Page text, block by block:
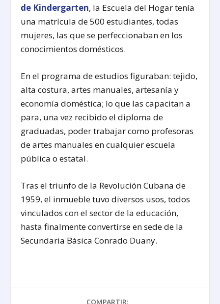
de Kindergarten, la Escuela del Hogar tenía
una matrícula de 500 estudiantes, todas
mujeres, las que se perfeccionaban en los
conocimientos domésticos.
En el programa de estudios figuraban: tejido,
alta costura, artes manuales, artesanía y
economía doméstica; lo que las capacitan a
para, una vez recibido el diploma de
graduadas, poder trabajar como profesoras
de artes manuales en cualquier escuela
pública o estatal.
Tras el triunfo de la Revolución Cubana de
1959, el inmueble tuvo diversos usos, todos
vinculados con el sector de la educación,
hasta finalmente convertirse en sede de la
Secundaria Básica Conrado Duany.
COMPARTIR: